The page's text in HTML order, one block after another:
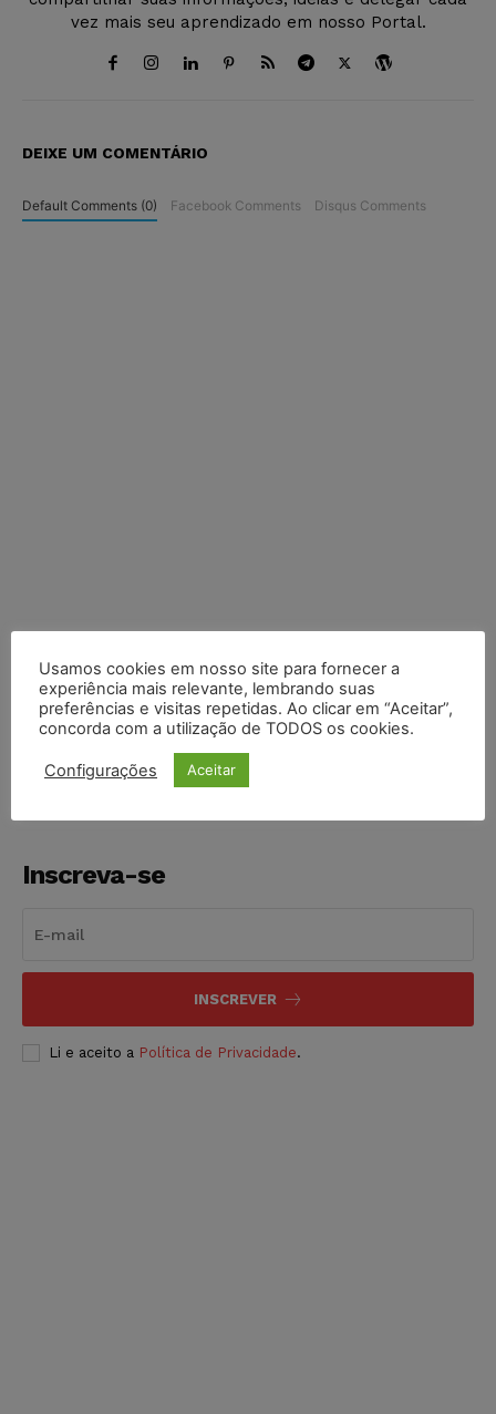
vez mais seu aprendizado em nosso Portal.
DEIXE UM COMENTÁRIO
Default Comments (0) Facebook Comments Disqus Comments
COMPARTILHE
Inscreva-se
INSCREVER
Li e aceito a Política de Privacidade.
Usamos cookies em nosso site para fornecer a
experiência mais relevante, lembrando suas
preferências e visitas repetidas. Ao clicar em “Aceitar”,
concorda com a utilização de TODOS os cookies.
Configurações Aceitar